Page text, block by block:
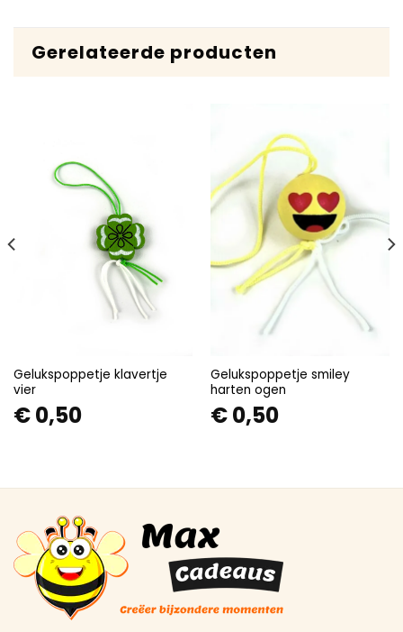
Gerelateerde producten
Gelukspoppetje klavertje
vier
€0,50
Gelukspoppetje smiley
harten ogen
€0,50